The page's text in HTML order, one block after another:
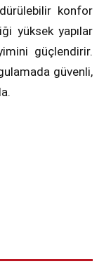
konfor
yüksek yapılar
güçlendirir.
güvenli,